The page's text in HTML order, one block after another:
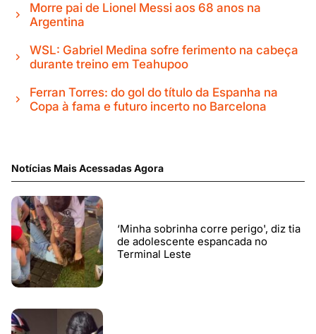
Morre pai de Lionel Messi aos 68 anos na
Argentina
WSL: Gabriel Medina sofre ferimento na cabeça
durante treino em Teahupoo
Ferran Torres: do gol do título da Espanha na
Copa à fama e futuro incerto no Barcelona
Notícias Mais Acessadas Agora
‘Minha sobrinha corre perigo', diz tia
de adolescente espancada no
Terminal Leste